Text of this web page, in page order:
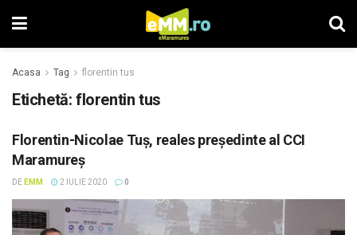
Acasa Tag florentin tus
Etichetă: florentin tus
Florentin-Nicolae Tuș, reales președinte al CCI
Maramureș
DE EMM 2 IULIE 2020 0